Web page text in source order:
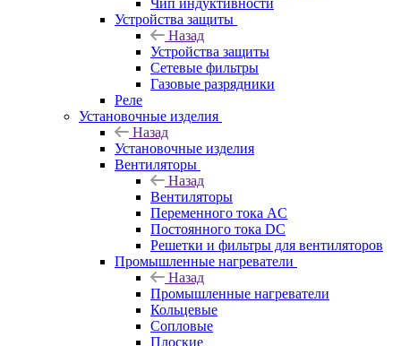
Чип индуктивности
Устройства защиты
Назад
Устройства защиты
Сетевые фильтры
Газовые разрядники
Реле
Установочные изделия
Назад
Установочные изделия
Вентиляторы
Назад
Вентиляторы
Переменного тока AC
Постоянного тока DC
Решетки и фильтры для вентиляторов
Промышленные нагреватели
Назад
Промышленные нагреватели
Кольцевые
Сопловые
Плоские